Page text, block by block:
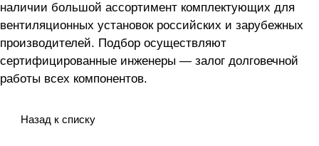
наличии большой ассортимент комплектующих для
вентиляционных установок российских и зарубежных
производителей. Подбор осуществляют
сертифицированные инженеры — залог долговечной
работы всех компонентов.
Назад к списку